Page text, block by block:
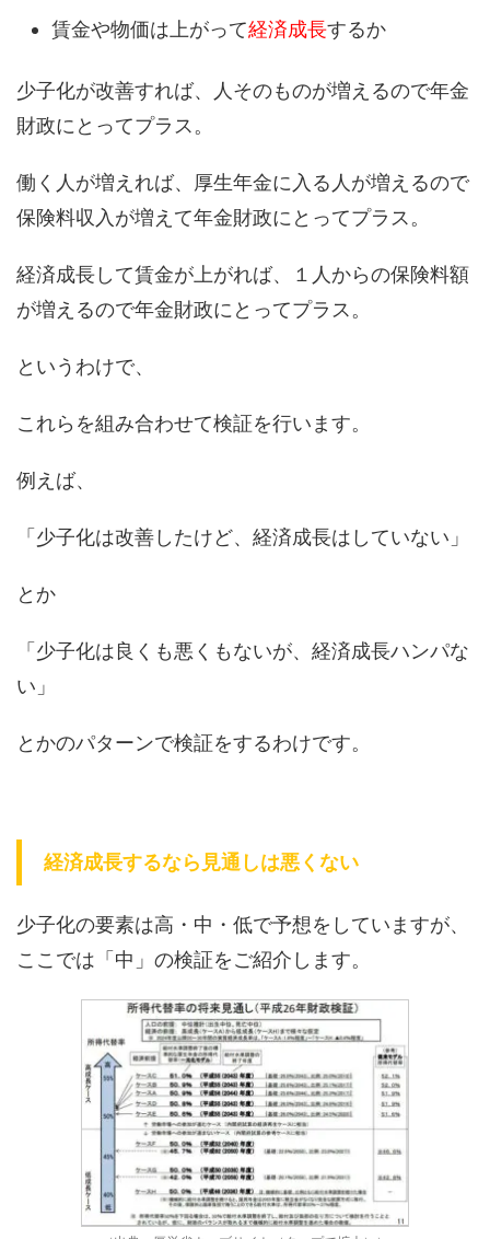
賃金や物価は上がって経済成長するか
少子化が改善すれば、人そのものが増えるので年金
財政にとってプラス。
働く人が増えれば、厚生年金に入る人が増えるので
保険料収入が増えて年金財政にとってプラス。
経済成長して賃金が上がれば、１人からの保険料額
が増えるので年金財政にとってプラス。
というわけで、
これらを組み合わせて検証を行います。
例えば、
「少子化は改善したけど、経済成長はしていない」
とか
「少子化は良くも悪くもないが、経済成長ハンパな
い」
とかのパターンで検証をするわけです。
経済成長するなら見通しは悪くない
少子化の要素は高・中・低で予想をしていますが、
ここでは「中」の検証をご紹介します。